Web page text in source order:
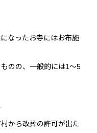
なったお寺にはお布施
のの、一般的には1～5
から改葬の許可が出た